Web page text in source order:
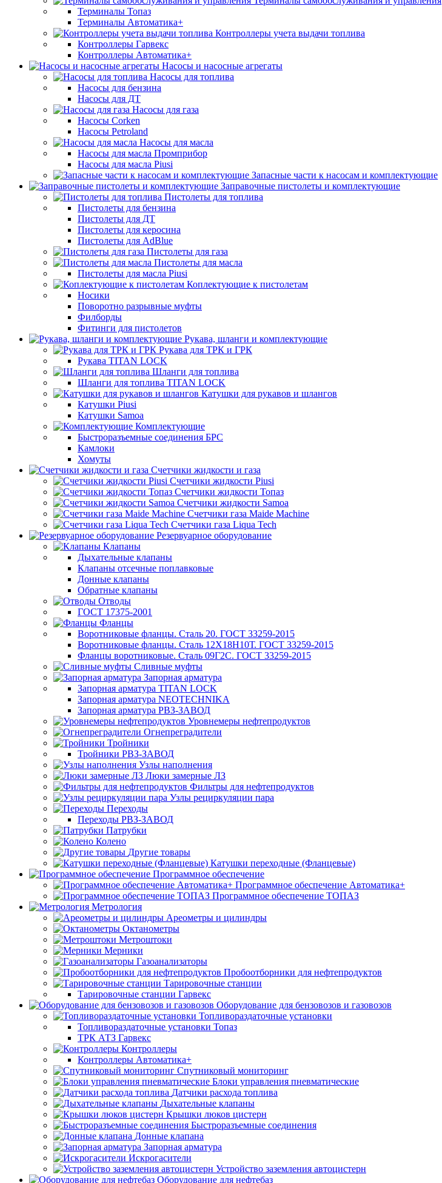
Терминалы Топаз
Терминалы Автоматика+
Контроллеры учета выдачи топлива
Контроллеры Гарвекс
Контроллеры Автоматика+
Насосы и насосные агрегаты
Насосы для топлива
Насосы для бензина
Насосы для ДТ
Насосы для газа
Насосы Corken
Насосы Petroland
Насосы для масла
Насосы для масла Промприбор
Насосы для масла Piusi
Запасные части к насосам и комплектующие
Заправочные пистолеты и комплектующие
Пистолеты для топлива
Пистолеты для бензина
Пистолеты для ДТ
Пистолеты для керосина
Пистолеты для AdBlue
Пистолеты для газа
Пистолеты для масла
Пистолеты для масла Piusi
Коплектующие к пистолетам
Носики
Поворотно разрывные муфты
Филборды
Фитинги для пистолетов
Рукава, шланги и комплектующие
Рукава для ТРК и ГРК
Рукава TITAN LOCK
Шланги для топлива
Шланги для топлива TITAN LOCK
Катушки для рукавов и шлангов
Катушки Piusi
Катушки Samoa
Комплектующие
Быстроразъемные соединения БРС
Камлоки
Хомуты
Счетчики жидкости и газа
Счетчики жидкости Piusi
Счетчики жидкости Топаз
Счетчики жидкости Samoa
Счетчики газа Maide Machine
Счетчики газа Liqua Tech
Резервуарное оборудование
Клапаны
Дыхательные клапаны
Клапаны отсечные поплавковые
Донные клапаны
Обратные клапаны
Отводы
ГОСТ 17375-2001
Фланцы
Воротниковые фланцы. Сталь 20. ГОСТ 33259-2015
Воротниковые фланцы. Сталь 12Х18Н10Т. ГОСТ 33259-2015
Фланцы воротниковые. Сталь 09Г2С. ГОСТ 33259-2015
Сливные муфты
Запорная арматура
Запорная арматура TITAN LOCK
Запорная арматура NEOTECHNIKA
Запорная арматура РВЗ-ЗАВОД
Уровнемеры нефтепродуктов
Огнепреградители
Тройники
Тройники РВЗ-ЗАВОД
Узлы наполнения
Люки замерные ЛЗ
Фильтры для нефтепродуктов
Узлы рециркуляции пара
Переходы
Переходы РВЗ-ЗАВОД
Патрубки
Колено
Другие товары
Катушки переходные (Фланцевые)
Программное обеспечение
Программное обеспечение Автоматика+
Программное обеспечение ТОПАЗ
Метрология
Ареометры и цилиндры
Октанометры
Метроштоки
Мерники
Газоанализаторы
Пробоотборники для нефтепродуктов
Тарировочные станции
Тарировочные станции Гарвекс
Оборудование для бензовозов и газовозов
Топливораздаточные установки
Топливораздаточные установки Топаз
ТРК АТЗ Гарвекс
Контроллеры
Контроллеры Автоматика+
Спутниковый мониторинг
Блоки управления пневматические
Датчики расхода топлива
Дыхательные клапаны
Крышки люков цистерн
Быстроразъемные соединения
Донные клапана
Запорная арматура
Искрогасители
Устройство заземления автоцистерн
Оборудование для нефтебаз